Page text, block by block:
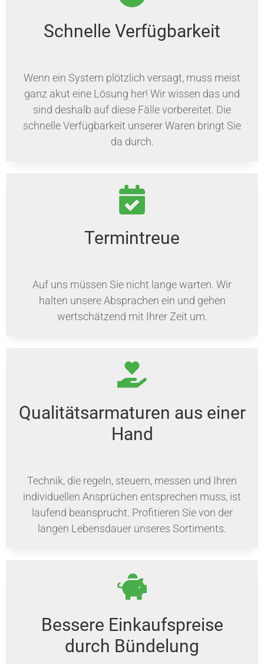
Schnelle Verfügbarkeit
Wenn ein System plötzlich versagt, muss meist
ganz akut eine Lösung her! Wir wissen das und
sind deshalb auf diese Fälle vorbereitet. Die
schnelle Verfügbarkeit unserer Waren bringt Sie
da durch.
Termintreue
Auf uns müssen Sie nicht lange warten. Wir
halten unsere Absprachen ein und gehen
wertschätzend mit Ihrer Zeit um.
Qualitätsarmaturen aus einer
Hand
Technik, die regeln, steuern, messen und Ihren
individuellen Ansprüchen entsprechen muss, ist
laufend beansprucht. Profitieren Sie von der
langen Lebensdauer unseres Sortiments.
Bessere Einkaufspreise
durch Bündelung